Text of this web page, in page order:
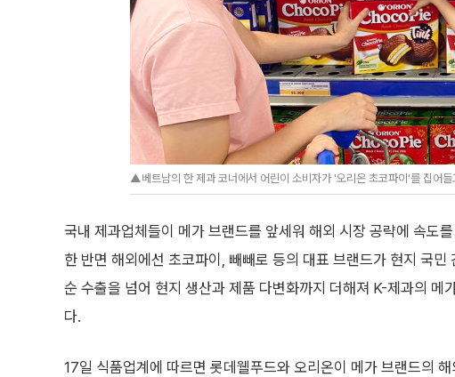
▲베트남의 한 제과 코너에서 어린이 소비자가 '오리온 초코파이'를 집어
국내 제과업체들이 메가 브랜드를 앞세워 해외 시장 공략에 속도
한 반면 해외에선 초코파이, 빼빼로 등의 대표 브랜드가 현지 국
순 수출을 넘어 현지 생산과 제품 다변화까지 더해져 K-제과의 메
다.
17일 식품업계에 따르면 롯데웰푸드와 오리온이 메가 브랜드의